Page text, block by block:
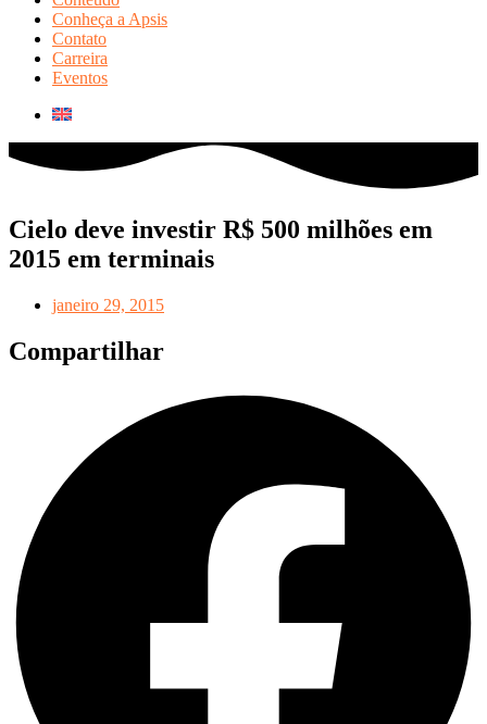
Conheça a Apsis
Contato
Carreira
Eventos
Cielo deve investir R$ 500 milhões em
2015 em terminais
janeiro 29, 2015
Compartilhar